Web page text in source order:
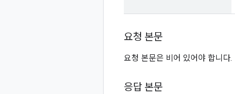
요청 본문
요청 본문은 비어 있어야 합니다.
응답 본문